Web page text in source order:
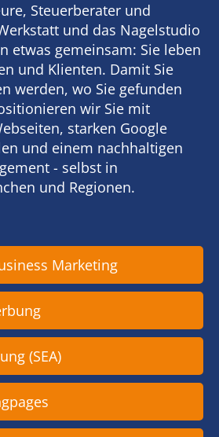
Steuerberater und
und das Nagelstudio
etwas gemeinsam: Sie leben
und Klienten. Damit Sie
werden, wo Sie gefunden
wir Sie mit
starken Google
und einem nachhaltigen
- selbst in
und Regionen.
Marketing
(SEA)